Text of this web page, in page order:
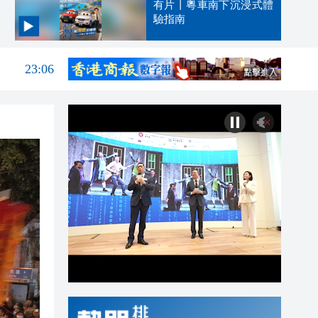
有片丨粵車南下沉浸式體
驗指南
23:13
23:06
22:33
22:28
22:18
22:15